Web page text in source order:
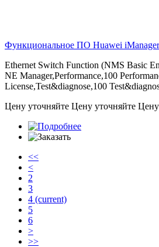
Функциональное ПО Huawei
Ethernet Switch Function (NMS Basic
NE Manager,Performance,100
License,Test&diagnose,100
Цену уточняйте Цену уточняйте Цену
<<
<
2
3
4 (current)
5
6
>
>>